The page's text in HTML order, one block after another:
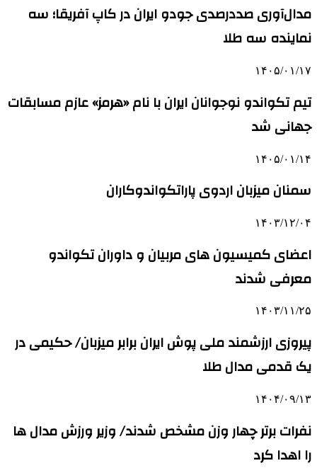
مدال‌آوری صددرصدی جودو ایران در کاپ آفریقا؛ سه
نماینده سه طلا
۱۴۰۵/۰۱/۱۷
تیم تکواندو نوجوانان ایران با نام «هرمز» عازم مسابقات
جهانی شد
۱۴۰۵/۰۱/۱۴
سمنان میزبان اردوی پاراتکواندوکاران
۱۴۰۳/۱۲/۰۴
اعضای کمیسیون های مربیان و داوران تکواندو
معرفی شدند
۱۴۰۳/۱۱/۲۵
پیروزی ارزشمند ملی پوش ایران برابر میزبان/ حکیمی در
یک قدمی مدال طلا
۱۴۰۴/۰۹/۱۳
نفرات برتر چهار وزن مشخص شدند/ وزیر ورزش مدال ها
را اهدا کرد